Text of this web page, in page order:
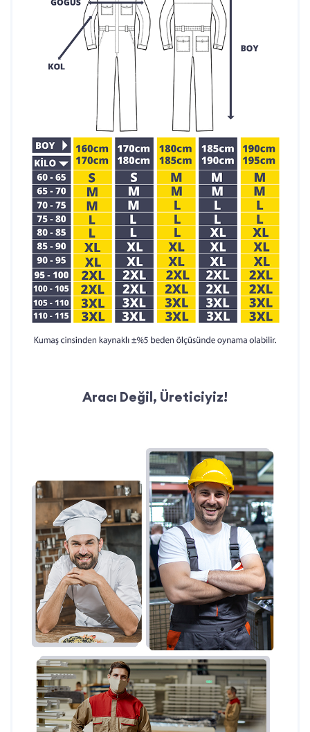
işçilik ile üretilen ürünlerimiz, uzun ömürlü kullanım sağlar.
İş Marketi olarak, müşteri memnuniyetini ve ürün kalitesini
her zaman ön planda tutuyoruz. Lacivert yağmurluk
takımlarımız, hem bireysel hem de kurumsal ihtiyaçlarınıza en
iyi şekilde cevap verecek şekilde tasarlanmıştır. Daha fazla
bilgi almak veya sipariş vermek için bizimle iletişime
geçebilirsiniz.
Aracı Değil, Üreticiyiz!